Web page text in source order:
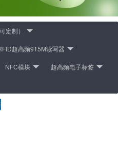
定制）
超高频915M读写器
NFC模块 超高频电子标签